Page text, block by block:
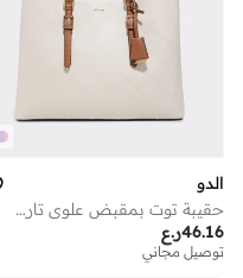
الدو
حقيبة توت بمقبض علوي تاراندي
ر.ع46.16
توصيل مجاني